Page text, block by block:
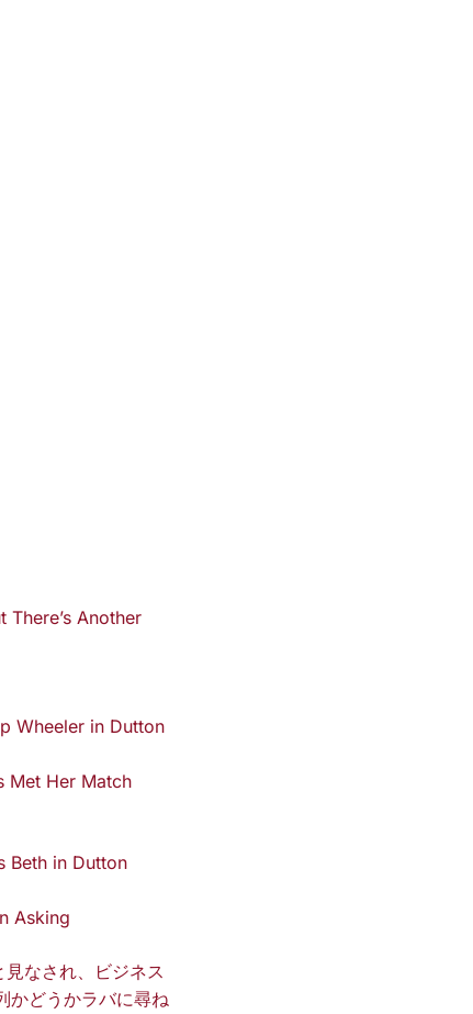
There’s Another
Met Her Match
Asking
なされ、ビジネス
かどうかラバに尋ね